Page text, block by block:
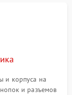
и корпуса на
и разъемов